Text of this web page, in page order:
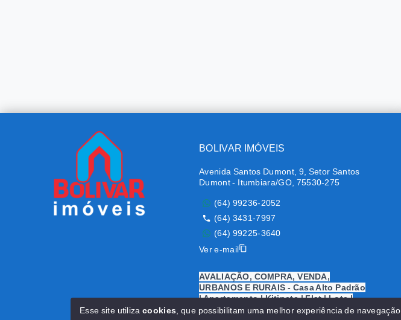
BOLIVAR IMÓVEIS
Avenida Santos Dumont, 9, Setor Santos
Dumont - Itumbiara/GO, 75530-275
(64) 99236-2052
(64) 3431-7997
(64) 99225-3640
Ver e-mail
AVALIAÇÃO, COMPRA, VENDA,
URBANOS E RURAIS - Casa Alto Padrão
| Apartamento | Kitinete | Flat | Lote |
Terreno | Área | Chácara | Rancho |
Esse site utilizacookies , que possibilitam uma melhor experiência de navegação.